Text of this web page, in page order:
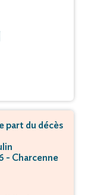
part du décès
- Charcenne